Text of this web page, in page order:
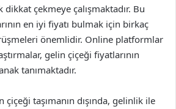
çekmeye çalışmaktadır. Bu
en iyi fiyatı bulmak için birkaç
önemlidir. Online platformlar
gelin çiçeği fiyatlarının
tanımaktadır.
taşımanın dışında, gelinlik ile